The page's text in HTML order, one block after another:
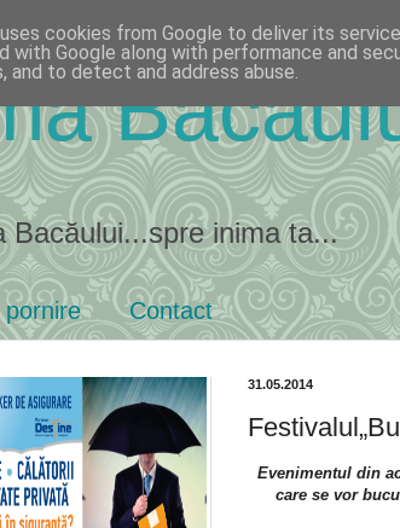
Bacăului...spre inima ta...
pornire Contact
31.05.2014
Evenimentul din
care se vor
cookies from Google to deliver its
with Google along with performance and
and to detect and address abuse.